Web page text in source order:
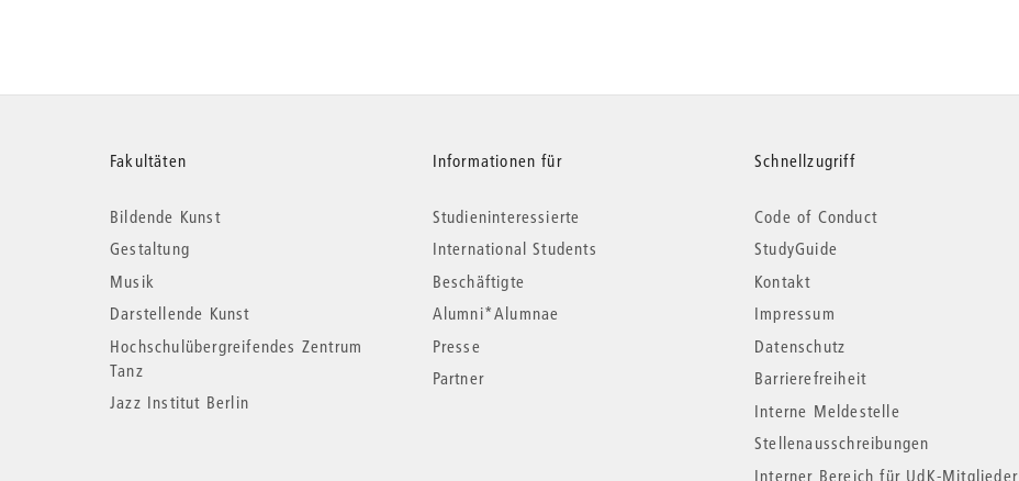
Weitere
Informationen
Fakultäten
Bildende Kunst
Gestaltung
Musik
Darstellende Kunst
Hochschulübergreifendes Zentrum
Tanz
Jazz Institut Berlin
Informationen für
Studieninteressierte
International Students
Beschäftigte
Alumni*Alumnae
Presse
Partner
Schnellzugriff
Code of Conduct
StudyGuide
Kontakt
Impressum
Datenschutz
Barrierefreiheit
Interne Meldestelle
Stellenausschreibungen
Interner Bereich für UdK-Mitglieder